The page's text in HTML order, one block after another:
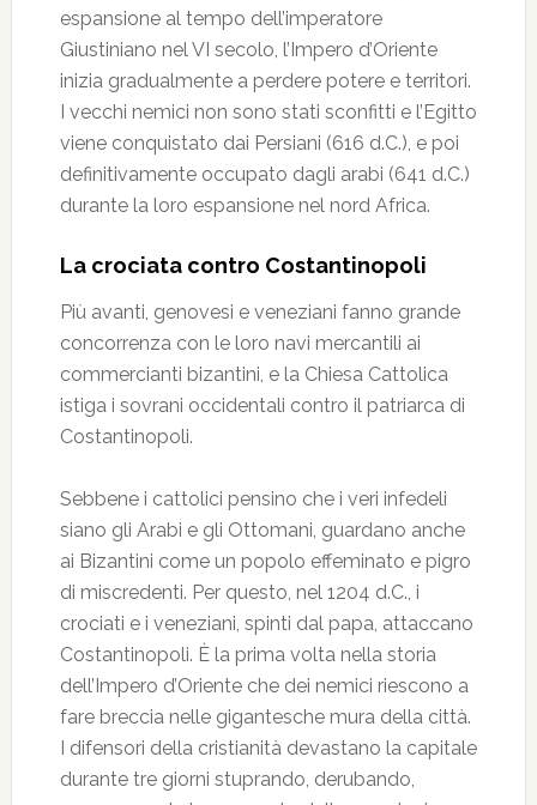
espansione al tempo dell’imperatore
Giustiniano nel VI secolo, l’Impero d’Oriente
inizia gradualmente a perdere potere e territori.
I vecchi nemici non sono stati sconfitti e l’Egitto
viene conquistato dai Persiani (616 d.C.), e poi
definitivamente occupato dagli arabi (641 d.C.)
durante la loro espansione nel nord Africa.
La crociata contro Costantinopoli
Più avanti, genovesi e veneziani fanno grande
concorrenza con le loro navi mercantili ai
commercianti bizantini, e la Chiesa Cattolica
istiga i sovrani occidentali contro il patriarca di
Costantinopoli.
Sebbene i cattolici pensino che i veri infedeli
siano gli Arabi e gli Ottomani, guardano anche
ai Bizantini come un popolo effeminato e pigro
di miscredenti. Per questo, nel 1204 d.C., i
crociati e i veneziani, spinti dal papa, attaccano
Costantinopoli. È la prima volta nella storia
dell’Impero d’Oriente che dei nemici riescono a
fare breccia nelle gigantesche mura della città.
I difensori della cristianità devastano la capitale
durante tre giorni stuprando, derubando,